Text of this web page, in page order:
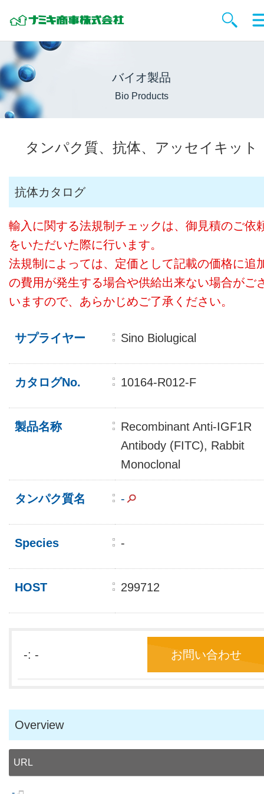
バイオ製品
Bio Products
タンパク質、抗体、アッセイキット
抗体カタログ
輸入に関する法規制チェックは、御見積のご依
をいただいた際に行います。
法規制によっては、定価として記載の価格に追
の費用が発生する場合や供給出来ない場合がご
いますので、あらかじめご了承ください。
サプライヤー Sino Biolugical
カタログNo. 10164-R012-F
製品名称
Recombinant Anti-IGF1R
Antibody (FITC), Rabbit
Monoclonal
タンパク質名 -
Species -
HOST 299712
-: - お問い合わせ
Overview
URL